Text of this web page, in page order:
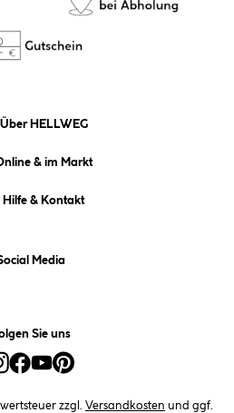
Über HELLWEG
& im Markt
Hilfe & Kontakt
Media
Sie uns
zzgl. Versandkosten und ggf.